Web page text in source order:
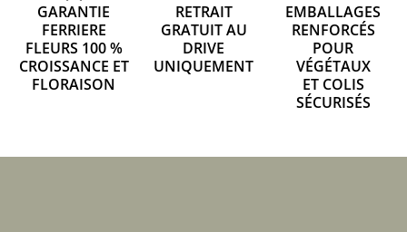
GARANTIE
FERRIERE
FLEURS 100 %
CROISSANCE ET
FLORAISON
RETRAIT
GRATUIT AU
DRIVE
UNIQUEMENT
EMBALLAGES
RENFORCÉS
POUR
VÉGÉTAUX
ET COLIS
SÉCURISÉS